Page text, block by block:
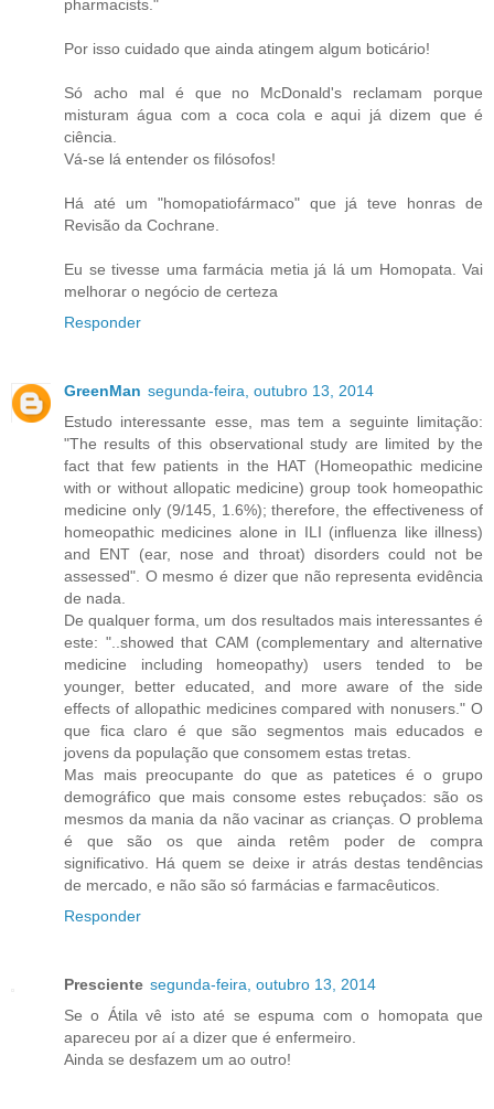
pharmacists."
Por isso cuidado que ainda atingem algum boticário!
Só acho mal é que no McDonald's reclamam porque
misturam água com a coca cola e aqui já dizem que é
ciência.
Vá-se lá entender os filósofos!
Há até um "homopatiofármaco" que já teve honras de
Revisão da Cochrane.
Eu se tivesse uma farmácia metia já lá um Homopata. Vai
melhorar o negócio de certeza
Responder
GreenMan segunda-feira, outubro 13, 2014
Estudo interessante esse, mas tem a seguinte limitação:
"The results of this observational study are limited by the
fact that few patients in the HAT (Homeopathic medicine
with or without allopatic medicine) group took homeopathic
medicine only (9/145, 1.6%); therefore, the effectiveness of
homeopathic medicines alone in ILI (influenza like illness)
and ENT (ear, nose and throat) disorders could not be
assessed". O mesmo é dizer que não representa evidência
de nada.
De qualquer forma, um dos resultados mais interessantes é
este: "..showed that CAM (complementary and alternative
medicine including homeopathy) users tended to be
younger, better educated, and more aware of the side
effects of allopathic medicines compared with nonusers." O
que fica claro é que são segmentos mais educados e
jovens da população que consomem estas tretas.
Mas mais preocupante do que as patetices é o grupo
demográfico que mais consome estes rebuçados: são os
mesmos da mania da não vacinar as crianças. O problema
é que são os que ainda retêm poder de compra
significativo. Há quem se deixe ir atrás destas tendências
de mercado, e não são só farmácias e farmacêuticos.
Responder
Presciente segunda-feira, outubro 13, 2014
Se o Átila vê isto até se espuma com o homopata que
apareceu por aí a dizer que é enfermeiro.
Ainda se desfazem um ao outro!